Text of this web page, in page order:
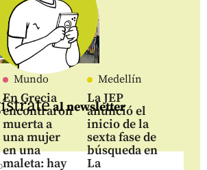
Mundo
En Grecia
encontraron
muerta a
una mujer
en una
maleta: hay
Medellín
La JEP
anunció el
inicio de la
sexta fase de
búsqueda en
La
al newsletter